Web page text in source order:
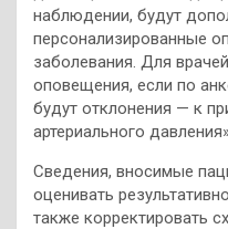
наблюдении, будут
персонализированные
заболевания. Для
оповещения, если по
будут отклонения — к
артериального
Сведения, вносимые
оценивать
также корректировать